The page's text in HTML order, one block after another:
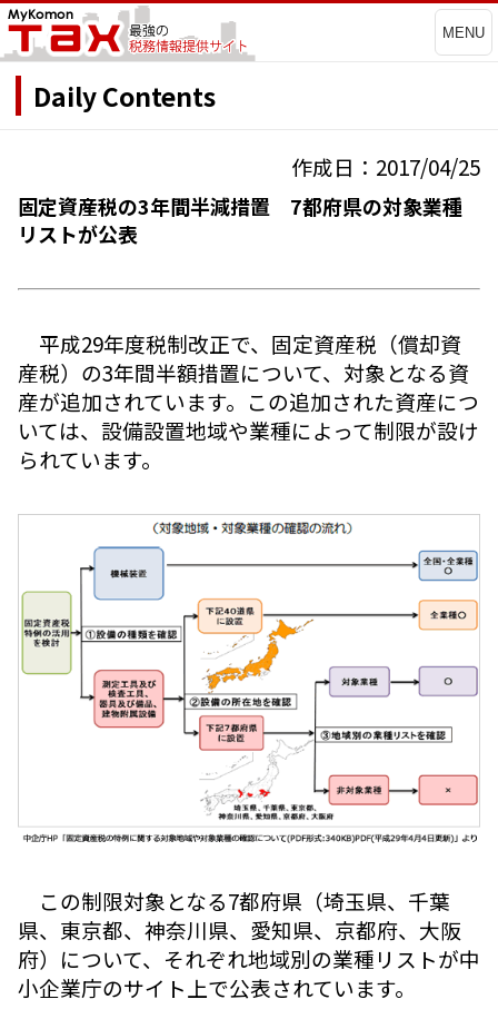
MENU
Daily Contents
作成日：2017/04/25
固定資産税の3年間半減措置 7都府県の対象業種
リストが公表
平成29年度税制改正で、固定資産税（償却資
産税）の3年間半額措置について、対象となる資
産が追加されています。この追加された資産につ
いては、設備設置地域や業種によって制限が設け
られています。
この制限対象となる7都府県（埼玉県、千葉
県、東京都、神奈川県、愛知県、京都府、大阪
府）について、それぞれ地域別の業種リストが中
小企業庁のサイト上で公表されています。